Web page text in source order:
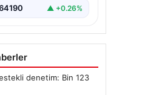
▲ +0.26%
denetim: Bin 123